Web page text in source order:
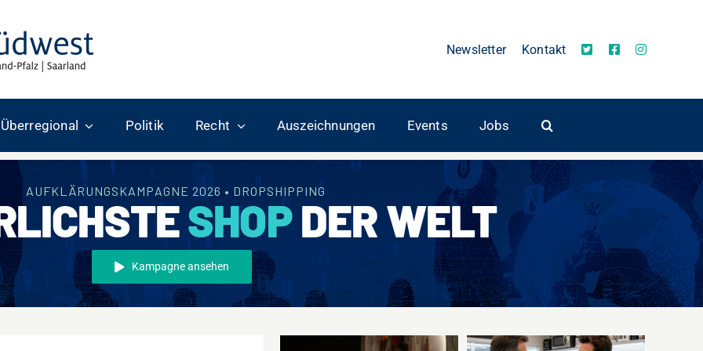
Newsletter Kontakt
Überregional Politik Recht Auszeichnungen Events Jobs
AUFKLÄRUNGSKAMPAGNE 2026 • DROPSHIPPING
SHOPDER WELT
Kampagne ansehen